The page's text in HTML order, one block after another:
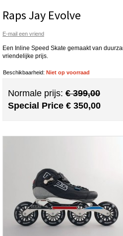
Raps Jay Evolve
E-mail een vriend
Een Inline Speed Skate gemaakt van
vriendelijke prijs.
Beschikbaarheid: Niet op voorraad
Normale prijs: € 399,00
Special Price € 350,00